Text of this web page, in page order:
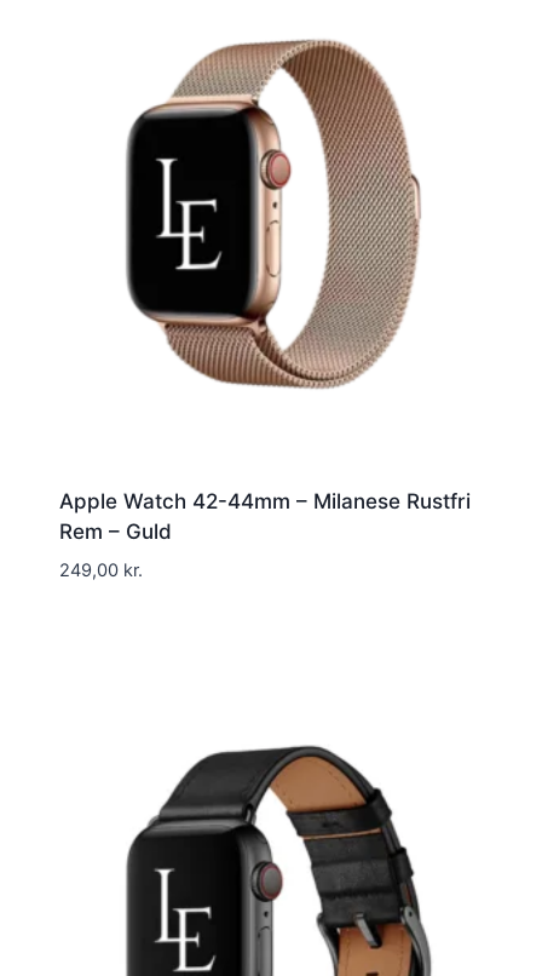
Apple Watch 42-44mm – Milanese Rustfri
Rem – Guld
249,00 kr.